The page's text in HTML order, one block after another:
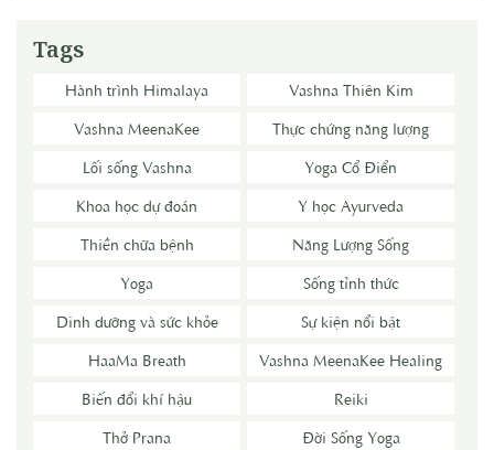
Tags
Hành trình Himalaya
Vashna Thiên Kim
Vashna MeenaKee
Thực chứng năng lượng
Lối sống Vashna
Yoga Cổ Điển
Khoa học dự đoán
Y học Ayurveda
Thiền chữa bệnh
Năng Lượng Sống
Yoga
Sống tỉnh thức
Dinh dưỡng và sức khỏe
Sự kiện nổi bật
HaaMa Breath
Vashna MeenaKee Healing
Biến đổi khí hậu
Reiki
Thở Prana
Đời Sống Yoga